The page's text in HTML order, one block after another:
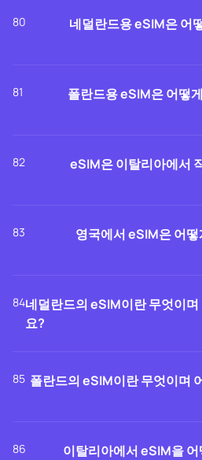
80 네덜란드용 eSIM은 어
81 폴란드용 eSIM은 어떻
82 eSIM은 이탈리아에서
83 영국에서 eSIM은 어
84네덜란드의 eSIM이란 무엇이
요?
85 폴란드의 eSIM이란 무엇이며
86 이탈리아에서 eSIM을